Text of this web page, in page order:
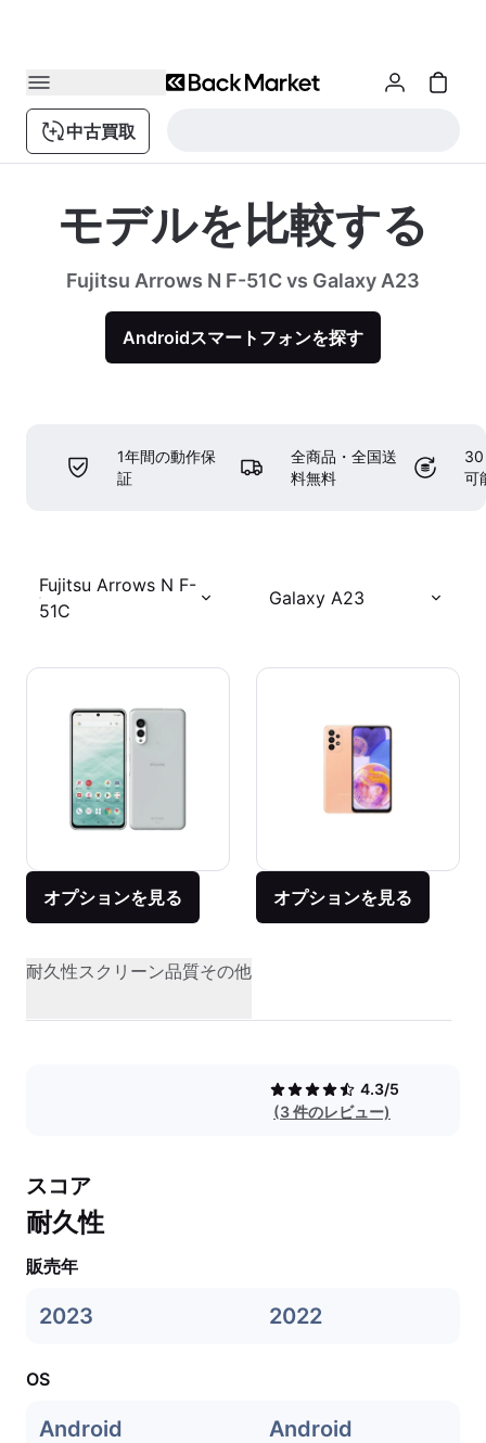
中古買取
モデルを比較する
Fujitsu Arrows N F-51C vs Galaxy A23
Androidスマートフォンを探す
1年間の動作保
証
全商品・全国送
料無料
30
可
Fujitsu Arrows N F-
51C
Galaxy A23
オプションを見る オプションを見る
耐久性スクリーン品質その他
4.3/5
(3 件のレビュー)
スコア
耐久性
販売年
2023 2022
OS
Android Android